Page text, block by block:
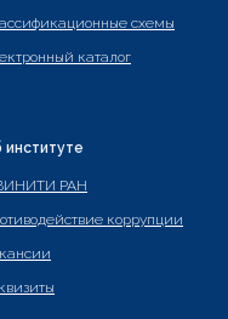
схемы
каталог
институте
РАН
коррупции